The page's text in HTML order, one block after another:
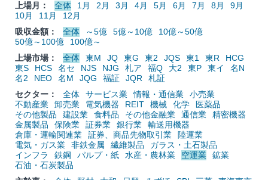
上場月：
全体 1月 2月 3月 4月 5月 6月 7月 8月
9月
10月
11月
12月
吸収金額：
全体 ～5億 5億～10億
10億～50億
50億～100億
100億～
上場市場：
全体 東M JQ 東G 東2 JQS 東1 東R
HCG
東S
HCS 名セ NJS NJG 札ア 福Q 大2 東P 東イ
名N
名2
NEO 名M JQG 福証 JQR
札証
セクター：
全体 サービス業 情報・通信業
小売業
不動産業
卸売業 電気機器 REIT 機械 化学
医薬品
その他製品
建設業 食料品 その他金融業 通信業
精密機器
金属製品
保険業 証券業 銀行業
輸送用機器
倉庫・運輸関連業
証券、商品先物取引業
陸運業
電気・ガス業
非鉄金属 繊維製品
ガラス・土石製品
インフラ
鉄鋼 パルプ・紙 水産・農林業 空運業
鉱業
石油・石炭製品